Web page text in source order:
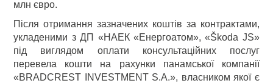
млн євро.
Після отримання зазначених коштів за контрактами,
укладеними з ДП «НАЕК «Енергоатом», «Škoda JS»
під виглядом оплати консультаційних послуг
перевела кошти на рахунки панамської компанії
«BRADCREST INVESTMENT S.A.», власником якої є